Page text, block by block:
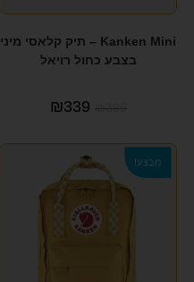
Kanken Mini – תיק קלאסי מיני
בצבע כחול רויאל
₪399
₪339
מבצע!